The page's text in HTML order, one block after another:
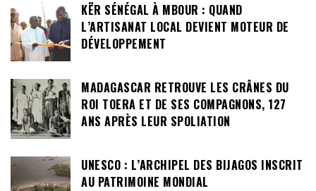
KËR SÉNÉGAL À MBOUR : QUAND
L’ARTISANAT LOCAL DEVIENT MOTEUR DE
DÉVELOPPEMENT
MADAGASCAR RETROUVE LES CRÂNES DU
ROI TOERA ET DE SES COMPAGNONS, 127
ANS APRÈS LEUR SPOLIATION
UNESCO : L’ARCHIPEL DES BIJAGOS INSCRIT
AU PATRIMOINE MONDIAL